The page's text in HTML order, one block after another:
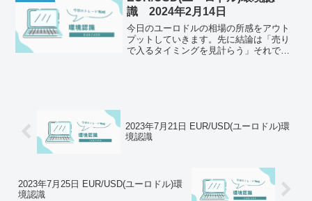
識 2024年2月14日
今日のユーロドルの相場の所感をアウト
プットしていきます。先に結論は「売り
で入るタイミングを見計らう」それでは
2023年7月21日 EUR/USD(ユーロドル)環
境認識
2023年7月25日 EUR/USD(ユーロドル)環
境認識